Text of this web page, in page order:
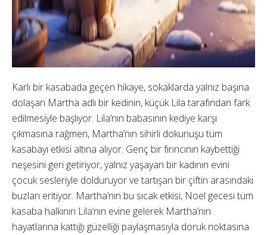
Karlı bir kasabada geçen hikaye, sokaklarda yalnız başına
dolaşan Martha adlı bir kedinin, küçük Lila tarafından fark
edilmesiyle başlıyor. Lila’nın babasının kediye karşı
çıkmasına rağmen, Martha’nın sihirli dokunuşu tüm
kasabayı etkisi altına alıyor. Genç bir fırıncının kaybettiği
neşesini geri getiriyor, yalnız yaşayan bir kadının evini
çocuk sesleriyle dolduruyor ve tartışan bir çiftin arasındaki
buzları eritiyor. Martha’nın bu sıcak etkisi, Noel gecesi tüm
kasaba halkının Lila’nın evine gelerek Martha’nın
hayatlarına kattığı güzelliği paylaşmasıyla doruk noktasına